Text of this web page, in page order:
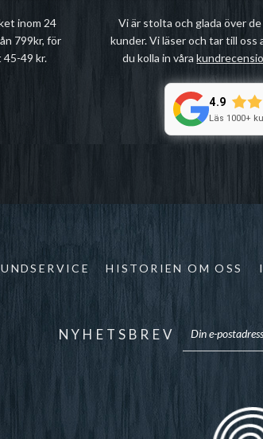
inom 24
799kr, för
49 kr.
Vi är stolta och glada över
kunder. Vi läser och tar till oss
du kolla in våra
4.9
Läs 1000+
HISTORIEN OM OSS
NYHETSBREV